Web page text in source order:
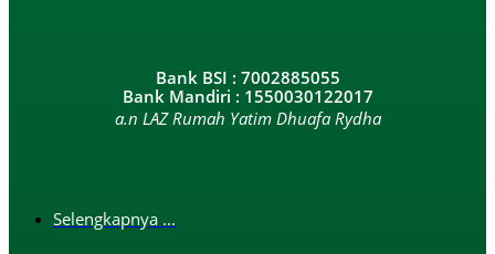
Bank BSI : 7002885055
Bank Mandiri : 1550030122017
a.n LAZ Rumah Yatim Dhuafa Rydha
Selengkapnya ...